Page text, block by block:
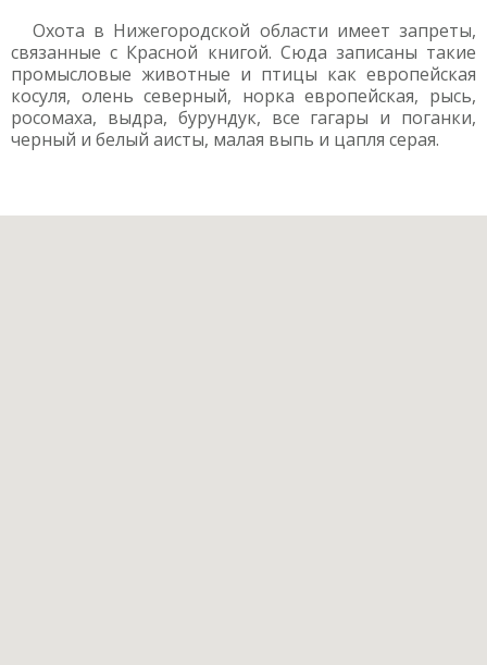
Охота в Нижегородской области имеет запреты,
связанные с Красной книгой. Сюда записаны такие
промысловые животные и птицы как европейская
косуля, олень северный, норка европейская, рысь,
росомаха, выдра, бурундук, все гагары и поганки,
черный и белый аисты, малая выпь и цапля серая.